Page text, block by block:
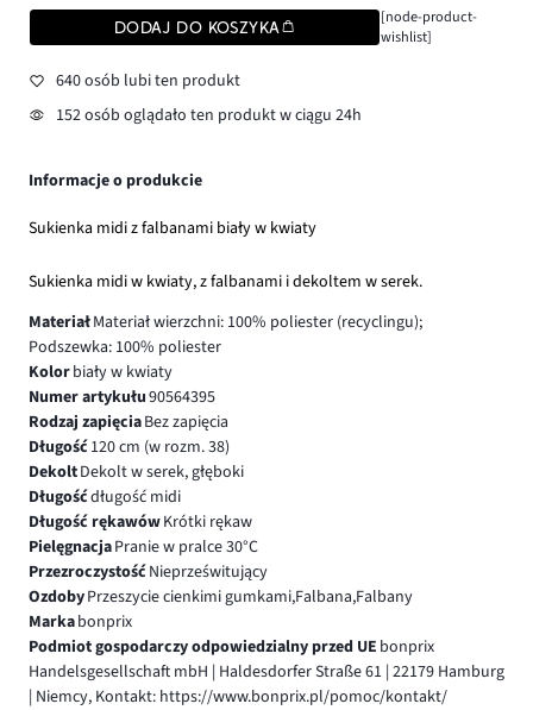
DODAJ DO KOSZYKA
[node-product-
wishlist]
640 osób lubi ten produkt
152 osób oglądało ten produkt w ciągu 24h
Informacje o produkcie
Sukienka midi z falbanami biały w kwiaty
Sukienka midi w kwiaty, z falbanami i dekoltem w serek.
MateriałMateriał wierzchni: 100% poliester (recyclingu);
Podszewka: 100% poliester
Kolorbiały w kwiaty
Numer artykułu90564395
Rodzaj zapięciaBez zapięcia
Długość120 cm (w rozm. 38)
DekoltDekolt w serek, głęboki
Długośćdługość midi
Długość rękawówKrótki rękaw
PielęgnacjaPranie w pralce 30°C
PrzezroczystośćNieprześwitujący
OzdobyPrzeszycie cienkimi gumkami,Falbana,Falbany
Markabonprix
Podmiot gospodarczy odpowiedzialny przed UE bonprix
Handelsgesellschaft mbH | Haldesdorfer Straße 61 | 22179 Hamburg
| Niemcy, Kontakt: https://www.bonprix.pl/pomoc/kontakt/